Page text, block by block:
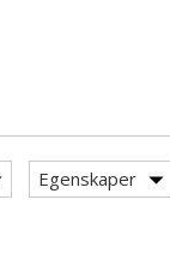
Egenskaper